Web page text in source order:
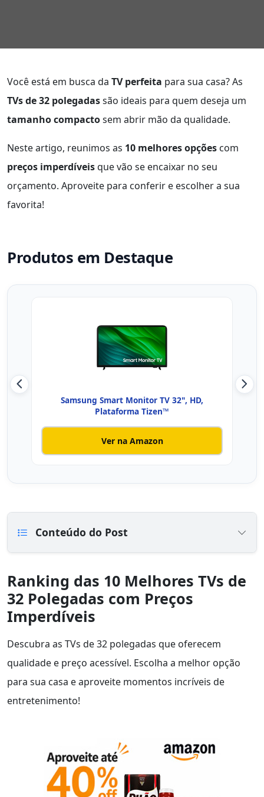
Você está em busca da TV perfeita para sua casa? As
TVs de 32 polegadassão ideais para quem deseja um
tamanho compactosem abrir mão da qualidade.
Neste artigo, reunimos as 10 melhores opções com
preços imperdíveisque vão se encaixar no seu
orçamento. Aproveite para conferir e escolher a sua
favorita!
Produtos em Destaque
Samsung Smart Monitor TV 32", HD,
Plataforma Tizen™
Ver na Amazon
Conteúdo do Post
Ranking das 10 Melhores TVs de
32 Polegadas com Preços
Imperdíveis
Descubra as TVs de 32 polegadas que oferecem
qualidade e preço acessível. Escolha a melhor opção
para sua casa e aproveite momentos incríveis de
entretenimento!